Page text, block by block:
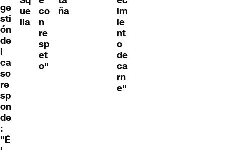
ge
sti
ón
de
l
ca
so
re
sp
on
de
:
"É
ue
lla
co
n
re
sp
et
o"
ña
im
ie
nt
o
de
ca
rn
e"